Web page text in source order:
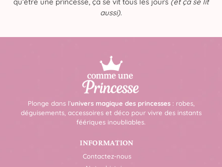
aussi).
Plonge dans l’univers magique des princesses: robes,
déguisements, accessoires et déco pour vivre des instants
féériques inoubliables.
INFORMATION
Contactez-nous